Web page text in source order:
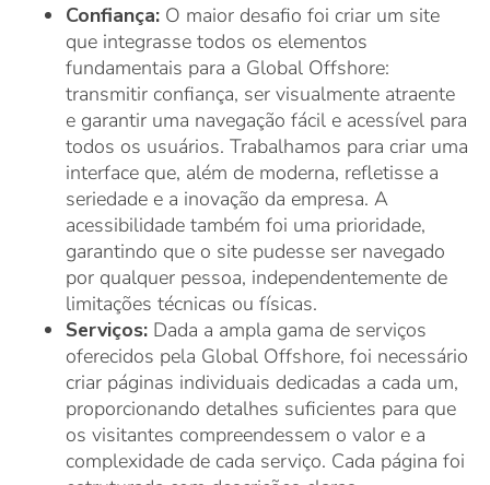
Confiança: O maior desafio foi criar um site
que integrasse todos os elementos
fundamentais para a Global Offshore:
transmitir confiança, ser visualmente atraente
e garantir uma navegação fácil e acessível para
todos os usuários. Trabalhamos para criar uma
interface que, além de moderna, refletisse a
seriedade e a inovação da empresa. A
acessibilidade também foi uma prioridade,
garantindo que o site pudesse ser navegado
por qualquer pessoa, independentemente de
limitações técnicas ou físicas.
Serviços: Dada a ampla gama de serviços
oferecidos pela Global Offshore, foi necessário
criar páginas individuais dedicadas a cada um,
proporcionando detalhes suficientes para que
os visitantes compreendessem o valor e a
complexidade de cada serviço. Cada página foi